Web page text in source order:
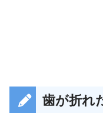
歯が折れ